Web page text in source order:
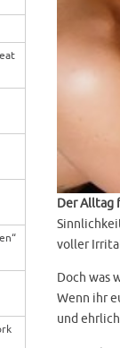
Männer
und Paare
Der Alltag
voller
Doch was
Wenn ihr
und